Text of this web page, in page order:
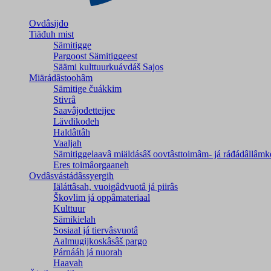
Ovdâsijđo
Tiäđuh mist
Sämitigge
Pargoost Sämitiggeest
Säämi kulttuurkuávdáš Sajos
Miärádâstoohâm
Sämitige čuákkim
Stivrâ
Saavâjođetteijee
Lävdikodeh
Haldâttâh
Vaaljah
Sämitiggelaavâ miäldásâš oovtâsttoimâm- já
Eres toimâorgaaneh
Ovdâsvástádâssyergih
Iäláttâsah, vuoigâdvuotâ já piirâs
Škovlim já oppâmateriaal
Kulttuur
Sämikielah
Sosiaal já tiervâsvuotâ
Aalmugijkoskâsâš pargo
Párnááh já nuorah
Haavah